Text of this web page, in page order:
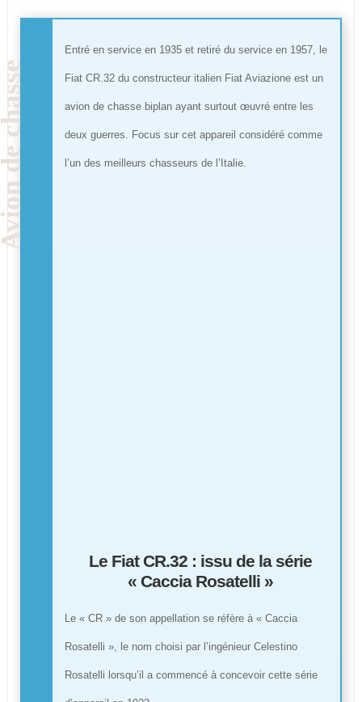
Entré en service en 1935 et retiré du service en 1957, le
Fiat CR.32 du constructeur italien Fiat Aviazione est un
avion de chasse biplan ayant surtout œuvré entre les
deux guerres. Focus sur cet appareil considéré comme
l’un des meilleurs chasseurs de l’Italie.
Le Fiat CR.32 : issu de la série
« Caccia Rosatelli »
Le « CR » de son appellation se réfère à « Caccia
Rosatelli », le nom choisi par l’ingénieur Celestino
Rosatelli lorsqu’il a commencé à concevoir cette série